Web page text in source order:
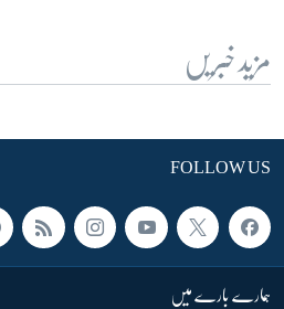
مزید خبریں
FOLLOW US
ہمارے بارے میں